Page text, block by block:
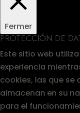
Fermer
PROTECCIÓN DE
Este sitio web
experiencia
cookies, las que se
almacenan en su
para el